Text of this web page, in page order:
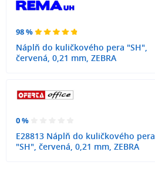
98 %
Náplň do kuličkového pera "SH",
červená, 0,21 mm, ZEBRA
0 %
E28813 Náplň do kuličkového pera
"SH", červená, 0,21 mm, ZEBRA